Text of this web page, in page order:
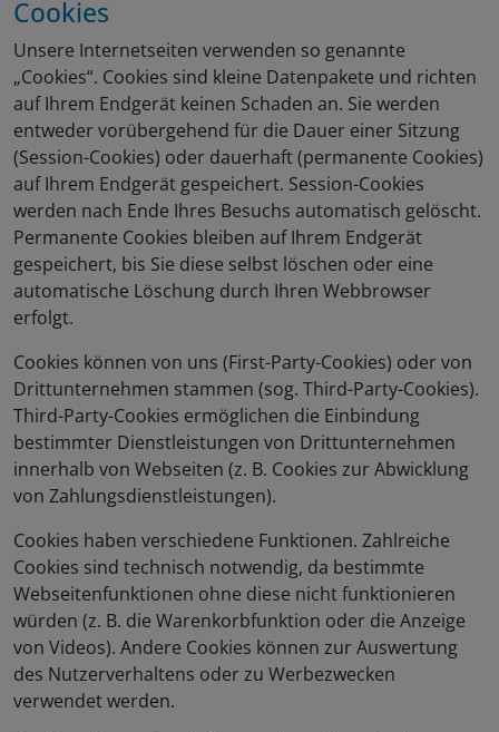
Cookies
Unsere Internetseiten verwenden so genannte
„Cookies“. Cookies sind kleine Datenpakete und richten
auf Ihrem Endgerät keinen Schaden an. Sie werden
entweder vorübergehend für die Dauer einer Sitzung
(Session-Cookies) oder dauerhaft (permanente Cookies)
auf Ihrem Endgerät gespeichert. Session-Cookies
werden nach Ende Ihres Besuchs automatisch gelöscht.
Permanente Cookies bleiben auf Ihrem Endgerät
gespeichert, bis Sie diese selbst löschen oder eine
automatische Löschung durch Ihren Webbrowser
erfolgt.
Cookies können von uns (First-Party-Cookies) oder von
Drittunternehmen stammen (sog. Third-Party-Cookies).
Third-Party-Cookies ermöglichen die Einbindung
bestimmter Dienstleistungen von Drittunternehmen
innerhalb von Webseiten (z. B. Cookies zur Abwicklung
von Zahlungsdienstleistungen).
Cookies haben verschiedene Funktionen. Zahlreiche
Cookies sind technisch notwendig, da bestimmte
Webseitenfunktionen ohne diese nicht funktionieren
würden (z. B. die Warenkorbfunktion oder die Anzeige
von Videos). Andere Cookies können zur Auswertung
des Nutzerverhaltens oder zu Werbezwecken
verwendet werden.